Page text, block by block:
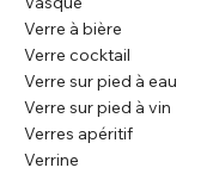
Verre à bière
Verre cocktail
Verre sur pied à eau
Verre sur pied à vin
Verres apéritif
Verrine